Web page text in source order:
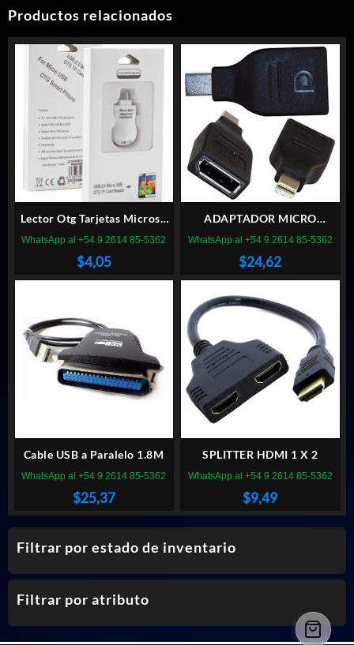
Filtrar por estado de inventario
Filtrar por atributo
Productos relacionados
Lector Otg Tarjetas Microsd
Para Smartphones
$4,05
WhatsApp al +54 9 2614 85-5362
ADAPTADOR MICRO
DISPLAYPORT A
$24,62
WhatsApp al +54 9 2614 85-5362
Cable USB a Paralelo 1.8M
$25,37
WhatsApp al +54 9 2614 85-5362
SPLITTER HDMI 1 X 2
$9,49
WhatsApp al +54 9 2614 85-5362